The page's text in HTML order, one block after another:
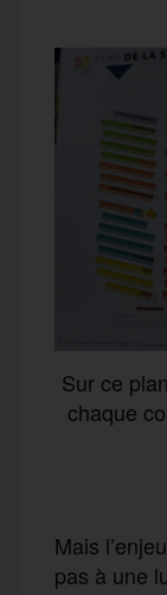
Sur ce
chaque
Mais
pas à une